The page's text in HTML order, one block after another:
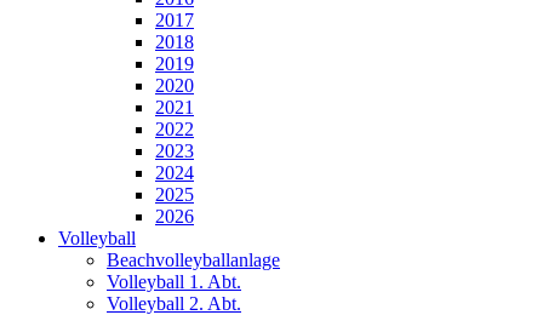
2017
2018
2019
2020
2021
2022
2023
2024
2025
2026
Volleyball
Beachvolleyballanlage
Volleyball 1. Abt.
Volleyball 2. Abt.